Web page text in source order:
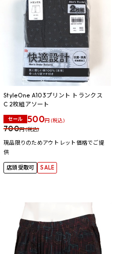
StyleOne A103プリント トランクス
C 2枚組アソート
セール 500円 (税込)
700円 (税込)
現品限りのためアウトレット価格でご提
供
店頭受取可 SALE